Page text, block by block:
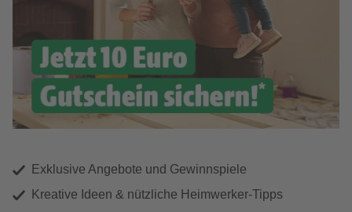
Exklusive Angebote und Gewinnspiele
Kreative Ideen & nützliche Heimwerker-Tipps